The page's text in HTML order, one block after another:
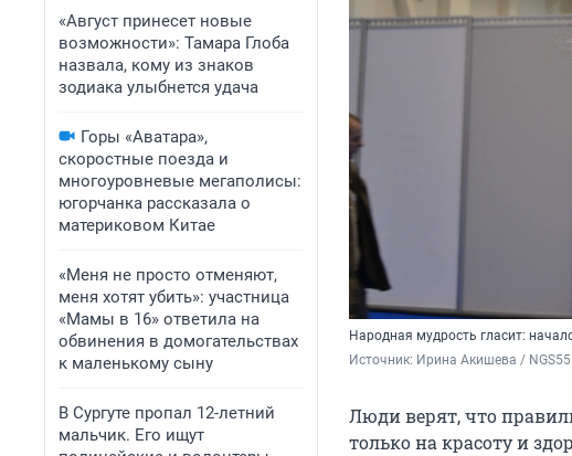
«Август принесет новые
возможности»: Тамара Глоба
назвала, кому из знаков
зодиака улыбнется удача
Горы «Аватара»,
скоростные поезда и
многоуровневые мегаполисы:
югорчанка рассказала о
материковом Китае
«Меня не просто отменяют,
меня хотят убить»: участница
«Мамы в 16» ответила на
обвинения в домогательствах
к маленькому сыну
В Сургуте пропал 12-летний
мальчик. Его ищут
Народная мудрость гласит:
Источник: Ирина Акишева /
Люди верят, что
только на красоту и